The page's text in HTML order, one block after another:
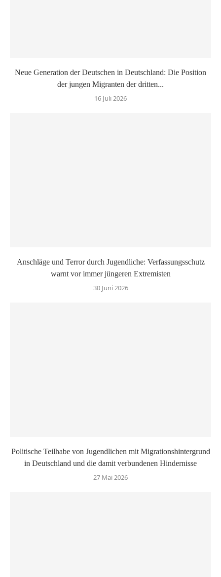
Neue Generation der Deutschen in Deutschland: Die Position
der jungen Migranten der dritten...
16 Juli 2026
Anschläge und Terror durch Jugendliche: Verfassungsschutz
warnt vor immer jüngeren Extremisten
30 Juni 2026
Politische Teilhabe von Jugendlichen mit Migrationshintergrund
in Deutschland und die damit verbundenen Hindernisse
27 Mai 2026